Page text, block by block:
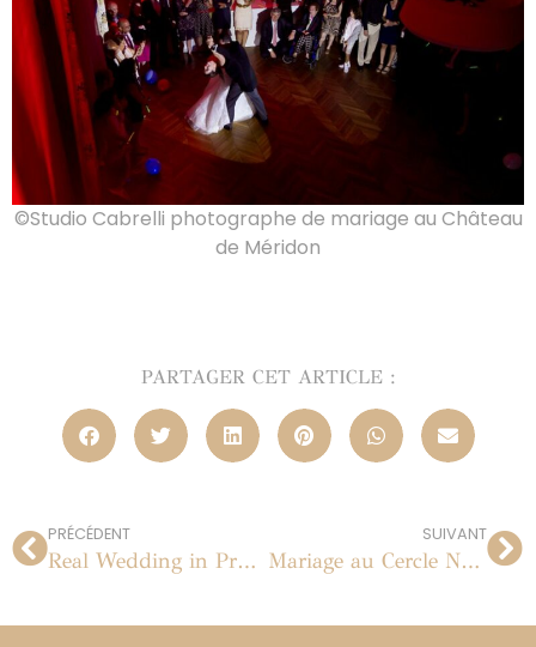
©Studio Cabrelli photographe de mariage au Château
de Méridon
PARTAGER CET ARTICLE :
PRÉCÉDENT
Real Wedding in Provence : Mas de la Fourbine
SUIVANT
Mariage au Cercle National des Armées | Paris